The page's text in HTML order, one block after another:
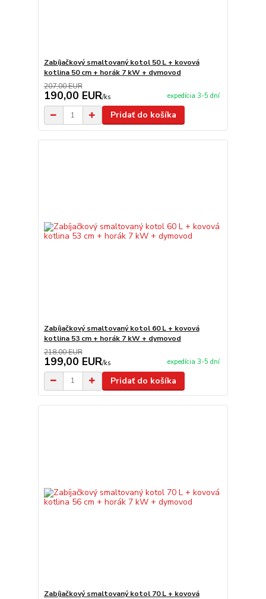
Zabíjačkový smaltovaný kotol 50 L + kovová
kotlina 50 cm + horák 7 kW + dymovod
207,00 EUR
190,00 EUR/ks expedícia 3-5 dní
Pridať do košíka
Zabíjačkový smaltovaný kotol 60 L + kovová
kotlina 53 cm + horák 7 kW + dymovod
218,00 EUR
199,00 EUR/ks expedícia 3-5 dní
Pridať do košíka
Zabíjačkový smaltovaný kotol 70 L + kovová